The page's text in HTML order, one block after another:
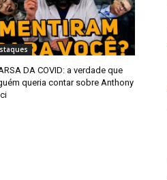
DA COVID: a verdade que
queria contar sobre Anthony